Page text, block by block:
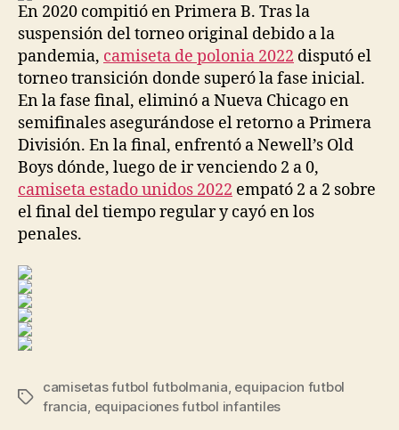
En 2020 compitió en Primera B. Tras la
suspensión del torneo original debido a la
pandemia, camiseta de polonia 2022 disputó el
torneo transición donde superó la fase inicial.
En la fase final, eliminó a Nueva Chicago en
semifinales asegurándose el retorno a Primera
División. En la final, enfrentó a Newell’s Old
Boys dónde, luego de ir venciendo 2 a 0,
camiseta estado unidos 2022 empató 2 a 2 sobre
el final del tiempo regular y cayó en los
penales.
Etiquetas
camisetas futbol futbolmania, equipacion futbol
francia, equipaciones futbol infantiles